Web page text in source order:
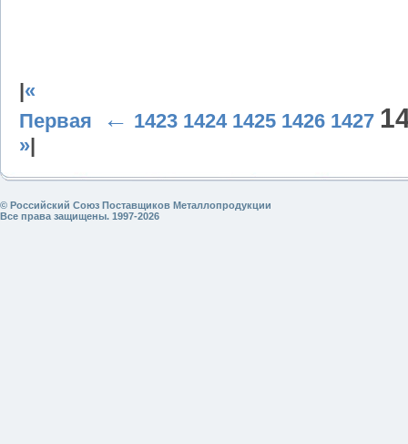
«
Первая
← 1423 1424 1425 1426 1427
»
© Российский Союз Поставщиков Металлопродукции
Все права защищены. 1997-2026